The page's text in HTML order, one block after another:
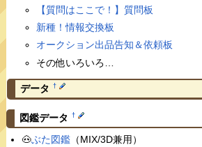
【質問はここで！】質問板
新種！情報交換板
オークション出品告知＆依頼板
その他いろいろ…
データ †
図鑑データ †
🐽ぶた図鑑（MIX/3D兼用）